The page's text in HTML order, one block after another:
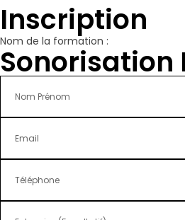
Inscription
Nom de la formation :
Sonorisation